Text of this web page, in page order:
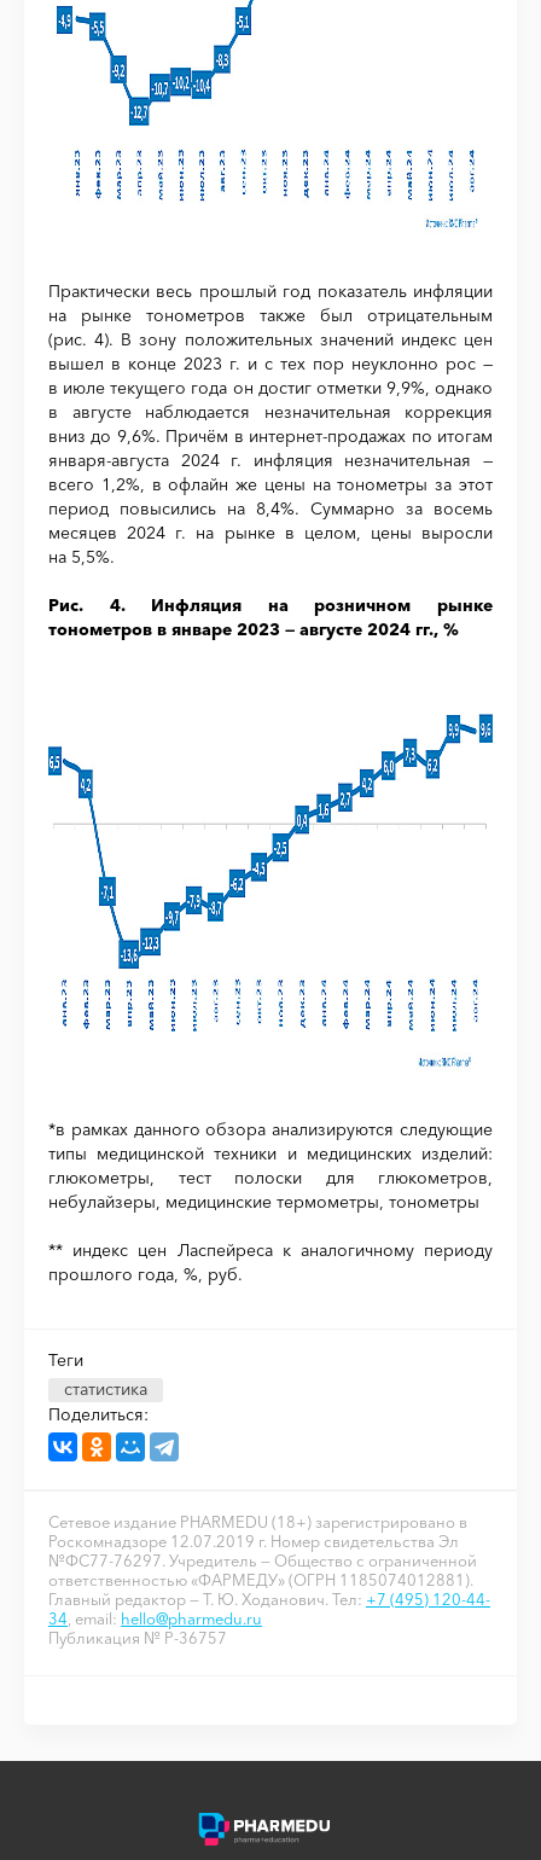
Практически весь прошлый год показатель инфляции
на рынке тонометров также был отрицательным
(рис. 4). В зону положительных значений индекс цен
вышел в конце 2023 г. и с тех пор неуклонно рос —
в июле текущего года он достиг отметки 9,9%, однако
в августе наблюдается незначительная коррекция
вниз до 9,6%. Причём в интернет-продажах по итогам
января-августа 2024 г. инфляция незначительная —
всего 1,2%, в офлайн же цены на тонометры за этот
период повысились на 8,4%. Суммарно за восемь
месяцев 2024 г. на рынке в целом, цены выросли
на 5,5%.
Рис. 4. Инфляция на розничном рынке
тонометров в январе 2023 — августе 2024 гг., %
*в рамках данного обзора анализируются следующие
типы медицинской техники и медицинских изделий:
глюкометры, тест полоски для глюкометров,
небулайзеры, медицинские термометры, тонометры
** индекс цен Ласпейреса к аналогичному периоду
прошлого года, %, руб.
Теги
статистика
Поделиться:
Сетевое издание PHARMEDU (18+) зарегистрировано в
Роскомнадзоре 12.07.2019 г. Номер свидетельства Эл
№ФС77-76297. Учредитель — Общество с ограниченной
ответственностью «ФАРМЕДУ» (ОГРН 1185074012881).
Главный редактор — Т. Ю. Ходанович. Тел: +7 (495) 120-44-
34, email: hello@pharmedu.ru
Публикация № P-36757